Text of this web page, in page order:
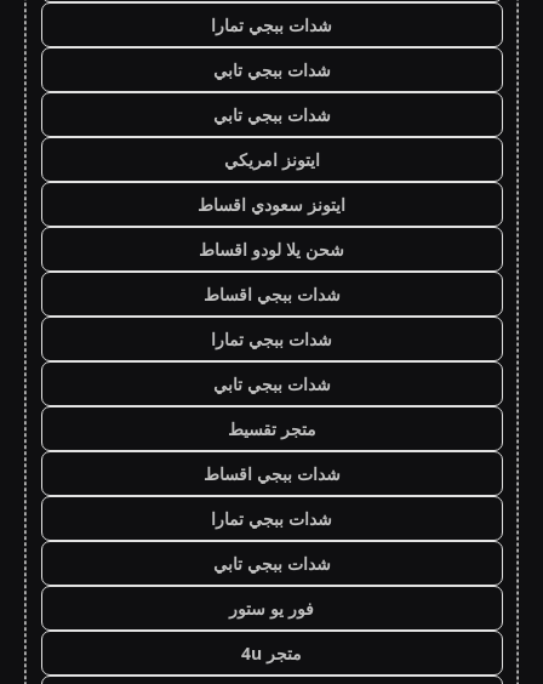
شدات ببجي تمارا
شدات ببجي تابي
شدات ببجي تابي
ايتونز امريكي
ايتونز سعودي اقساط
شحن يلا لودو اقساط
شدات ببجي اقساط
شدات ببجي تمارا
شدات ببجي تابي
متجر تقسيط
شدات ببجي اقساط
شدات ببجي تمارا
شدات ببجي تابي
فور يو ستور
متجر 4u